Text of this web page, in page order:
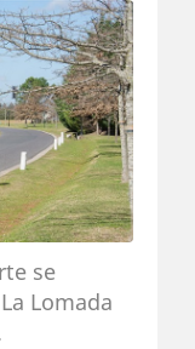
se
Lomada